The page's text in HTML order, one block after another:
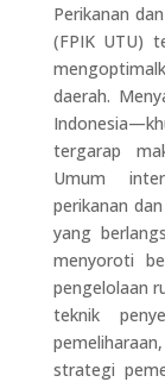
Perikanan
(FPIK UTU)
daerah.
tergarap
Umum
perikanan
yang
menyoroti
pengelolaan
teknik
strategi